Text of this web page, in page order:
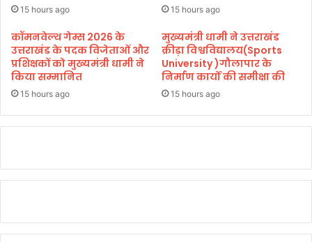
15 hours ago 15 hours ago
कॉमनवेल्थ गेम्स 2026 के
उत्तराखंड के पदक विजेताओं और
प्रशिक्षकों को मुख्यमंत्री धामी ने
किया सम्मानित
15 hours ago
मुख्यमंत्री धामी ने उत्तराखंड
क्रीड़ा विश्वविद्यालय(Sports
University )गौलापार के
निर्माण कार्यों की समीक्षा की
15 hours ago